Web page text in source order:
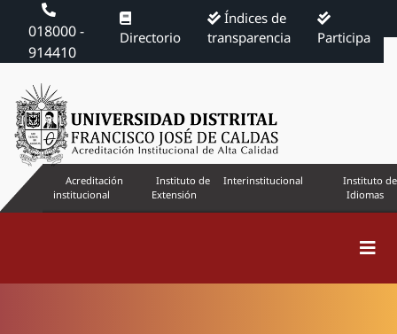
018000 -
914410
Directorio
Índices de
transparencia
Participa
Acreditación
institucional
Instituto de
Extensión
Interinstitucional
Instituto de
Idiomas